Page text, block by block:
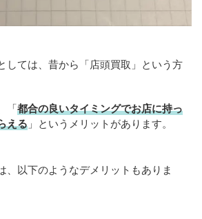
しては、昔から「店頭買取」という方
「都合の良いタイミングでお店に持っ
える 」というメリットがあります。
、以下のようなデメリットもありま